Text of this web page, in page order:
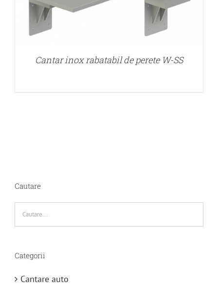
Cantar inox rabatabil de perete W-SS
Cautare
Categorii
Cantare auto